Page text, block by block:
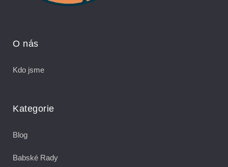
O nás
Kdo jsme
Kategorie
Blog
Babské Rady